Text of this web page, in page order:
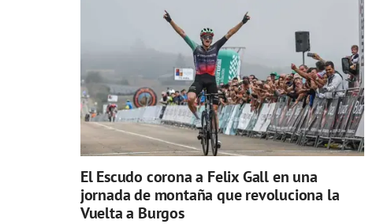
El Escudo corona a Felix Gall en una
jornada de montaña que revoluciona la
Vuelta a Burgos